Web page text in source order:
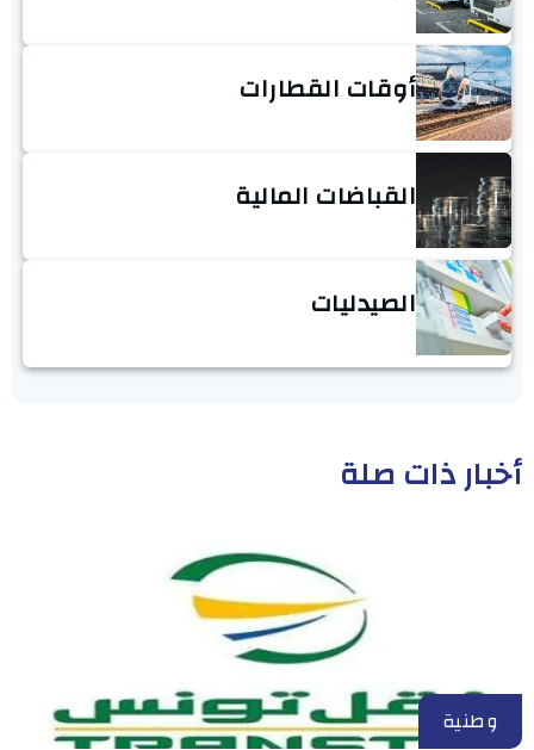
أوقات القطارات
القباضات المالية
الصيدليات
أخبار ذات صلة
وطنية